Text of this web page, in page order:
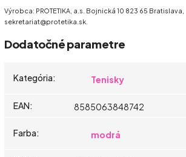
Výrobca: PROTETIKA, a.s. Bojnická 10 823 65 Bratislava,
sekretariat@protetika.sk.
Dodatočné parametre
Kategória: Tenisky
EAN: 8585063848742
Farba: modrá